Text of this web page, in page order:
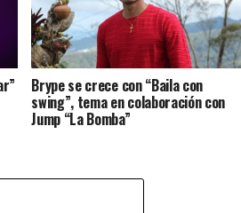
Brype se crece con “Baila con
swing”, tema en colaboración con
Jump “La Bomba”